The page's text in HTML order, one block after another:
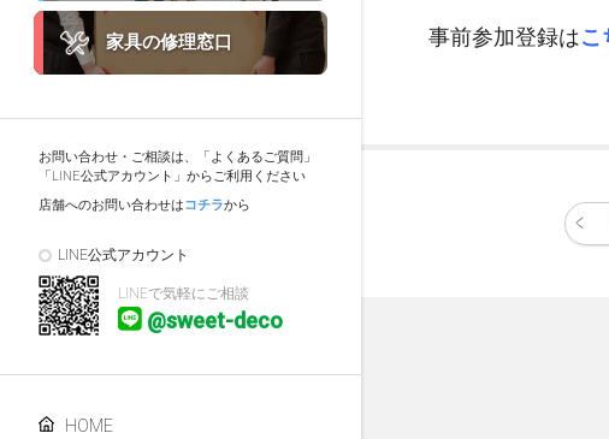
家具の修理窓口
お問い合わせ・ご相談は、「よくあるご質問」
「LINE公式アカウント」からご利用ください
店舗へのお問い合わせはコチラから
LINE公式アカウント
LINEで気軽にご相談
@sweet-deco
HOME
事前参加登録はこ